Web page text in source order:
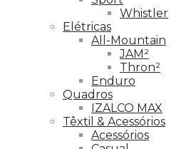
Whistler
Elétricas
All-Mountain
JAM²
Thron²
Enduro
Quadros
IZALCO MAX
Têxtil & Acessórios
Acessórios